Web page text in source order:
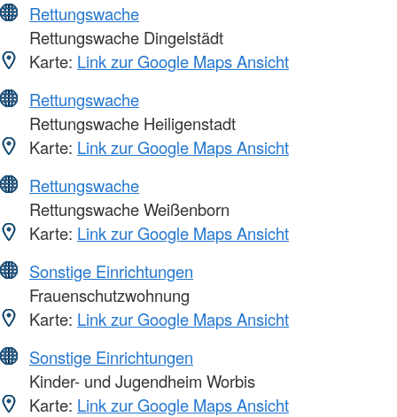
Rettungswache
Rettungswache Dingelstädt
Karte: Link zur Google Maps Ansicht
Rettungswache
Rettungswache Heiligenstadt
Karte: Link zur Google Maps Ansicht
Rettungswache
Rettungswache Weißenborn
Karte: Link zur Google Maps Ansicht
Sonstige Einrichtungen
Frauenschutzwohnung
Karte: Link zur Google Maps Ansicht
Sonstige Einrichtungen
Kinder- und Jugendheim Worbis
Karte: Link zur Google Maps Ansicht